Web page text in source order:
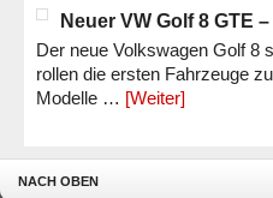
Neuer VW Golf 8 GTE
Der neue Volkswagen Golf 8
rollen die ersten Fahrzeuge
Modelle … [Weiter]
NACH OBEN